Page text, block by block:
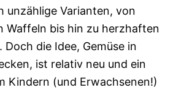
unzählige Varianten, von
Waffeln bis hin zu herzhaften
die Idee, Gemüse in
ist relativ neu und ein
Kindern (und Erwachsenen!)